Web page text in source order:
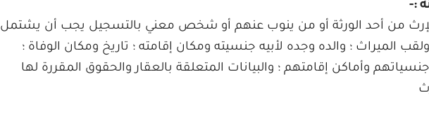
من أحد الورثة أو من ينوب عنهم أو شخص معني بالتسجيل يجب أن يشتمل
الميراث ؛ والده وجده لأبيه جنسيته ومكان إقامته ؛ تاريخ ومكان الوفاة ؛
وأماكن إقامتهم ؛ والبيانات المتعلقة بالعقار والحقوق المقررة لها